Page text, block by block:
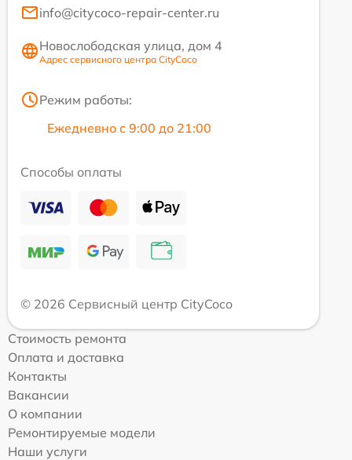
info@citycoco-repair-center.ru
Новослободская улица, дом 4
Адрес сервисного центра CityCoco
Режим работы:
Ежедневно с 9:00 до 21:00
Способы оплаты
© 2026 Сервисный центр CityCoco
Стоимость ремонта
Оплата и доставка
Контакты
Вакансии
О компании
Ремонтируемые модели
Наши услуги